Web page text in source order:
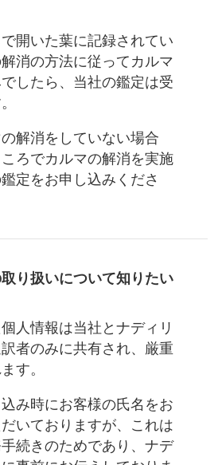
開いた葉に記録されてい
消の方法に従ってカルマ
したら、当社の鑑定は受
解消をしていない場合
ろでカルマの解消を実施
定をお申し込みくださ
り扱いについて知りたい
人情報は当社とナディリ
者のみに共有され、厳重
す。
み時にお客様の氏名をお
いておりますが、これは
続きのためであり、ナデ